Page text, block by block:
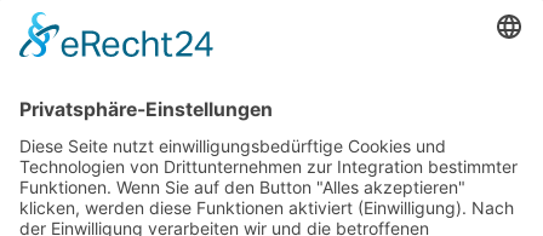
Unternehmen
Impressum
Datenschutz
AGB
Nachhaltigkeit